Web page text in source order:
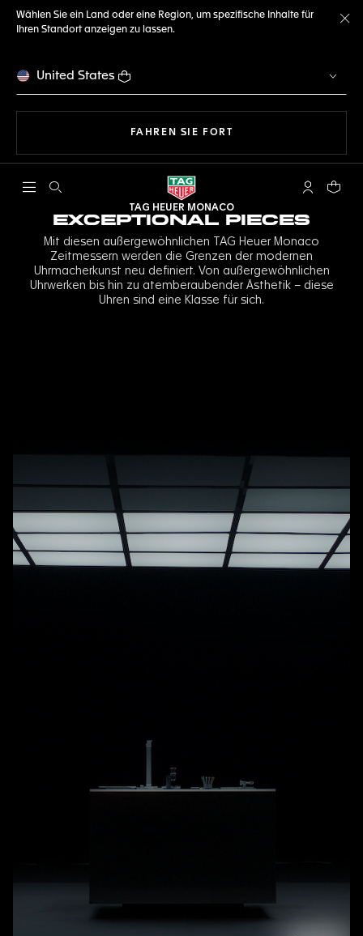
Wählen Sie ein Land oder eine Region, um spezifische Inhalte für
Ihren Standort anzeigen zu lassen.
United States
FAHREN SIE FORTMIT DER NAVIGATION
Suche öffnen My TAG
Ihr